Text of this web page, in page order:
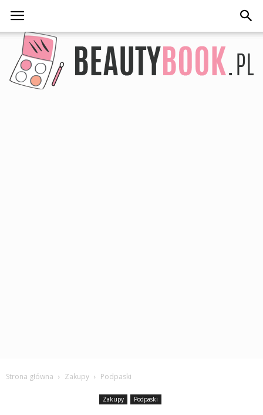
Strona główna Zakupy Podpaski
Zakupy Podpaski